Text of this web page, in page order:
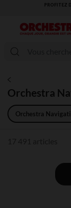
VOUS
Orchestra
Orchestra